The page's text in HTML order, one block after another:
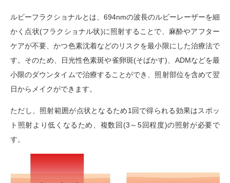
ルビーフラクショナルとは、 694nmの波長のルビーレーザーを細
かく点状(フラクショナル状)に照射することで、麻酔やアフター
ケアが不要、かつ色素沈着などのリスクを最小限にした治療法で
す。そのため、日光性色素斑や雀卵斑(そばかす) ADMなどを最
小限のダウンタイムで治療することができ、照射部位を含めて翌
日からメイクができます。
ただし、照射範囲が点状となるため1 回で得られる効果はスポッ
ト照射より低くなるため、複数回 (3 ～ 5回程度)の照射が必要で
す。